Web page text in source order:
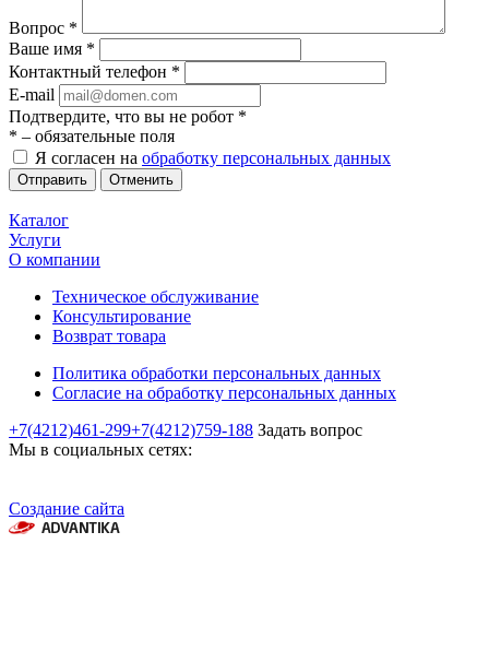
Вопрос *
Ваше имя *
Контактный телефон *
E-mail
Подтвердите, что вы не робот *
* – обязательные поля
Я согласен на обработку персональных данных
Отменить
Каталог
Услуги
О компании
Техническое обслуживание
Консультирование
Возврат товара
Политика обработки персональных данных
Согласие на обработку персональных данных
+7(4212)461-299+7(4212)759-188 Задать вопрос
Мы в социальных сетях:
Создание сайта